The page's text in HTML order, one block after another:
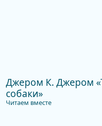
Джером К. Джером
собаки»
Читаем вместе